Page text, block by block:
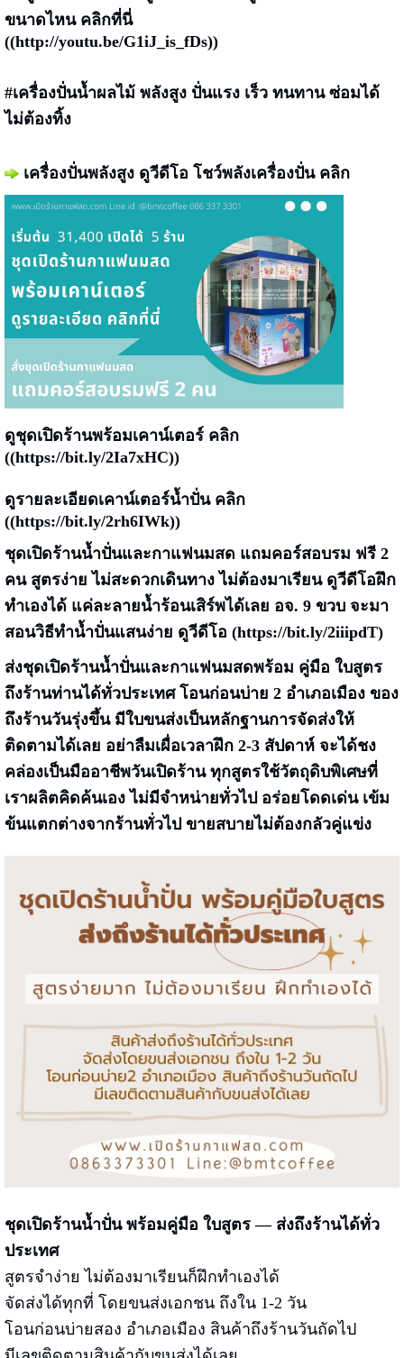
ขนาดไหน คลิกที่นี่
((http://youtu.be/G1iJ_is_fDs))
#เครื่องปั่นน้ำผลไม้ พลังสูง ปั่นแรง เร็ว ทนทาน ซ่อมได้
ไม่ต้องทิ้ง
เครื่องปั่นพลังสูง ดูวีดีโอ โชว์พลังเครื่องปั่น คลิก
ดูชุดเปิดร้านพร้อมเคาน์เตอร์ คลิก
((https://bit.ly/2Ia7xHC))
ดูรายละเอียดเคาน์เตอร์น้ำปั่น คลิก
((https://bit.ly/2rh6IWk))
ชุดเปิดร้านน้ำปั่นและกาแฟนมสด แถมคอร์สอบรม ฟรี 2
คน สูตรง่าย ไม่สะดวกเดินทาง ไม่ต้องมาเรียน ดูวีดีโอฝึก
ทำเองได้ แค่ละลายน้ำร้อนเสิร์พได้เลย อจ. 9 ขวบ จะมา
สอนวิธีทำน้ำปั่นแสนง่าย ดูวีดีโอ (https://bit.ly/2iiipdT)
ส่งชุดเปิดร้านน้ำปั่นและกาแฟนมสดพร้อม คู่มือ ใบสูตร
ถึงร้านท่านได้ทั่วประเทศ โอนก่อนบ่าย 2 อำเภอเมือง ของ
ถึงร้านวันรุ่งขึ้น มีใบขนส่งเป็นหลักฐานการจัดส่งให้
ติดตามได้เลย อย่าลืมเผื่อเวลาฝึก 2-3 สัปดาห์ จะได้ชง
คล่องเป็นมืออาชีพวันเปิดร้าน ทุกสูตรใช้วัตถุดิบพิเศษที่
เราผลิตคิดค้นเอง ไม่มีจำหน่ายทั่วไป อร่อยโดดเด่น เข้ม
ข้นแตกต่างจากร้านทั่วไป ขายสบายไม่ต้องกลัวคู่แข่ง
ชุดเปิดร้านน้ำปั่น พร้อมคู่มือ ใบสูตร — ส่งถึงร้านได้ทั่ว
ประเทศ
สูตรจำง่าย ไม่ต้องมาเรียนก็ฝึกทำเองได้
จัดส่งได้ทุกที่ โดยขนส่งเอกชน ถึงใน 1-2 วัน
โอนก่อนบ่ายสอง อำเภอเมือง สินค้าถึงร้านวันถัดไป